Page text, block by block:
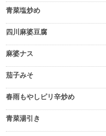
青菜塩炒め
四川麻婆豆腐
麻婆ナス
茄子みそ
春雨もやしピリ辛炒め
青菜湯引き